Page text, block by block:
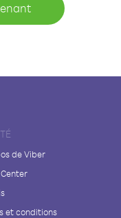
de Viber
et conditions